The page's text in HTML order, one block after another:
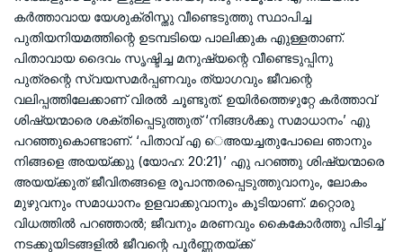
കര്‍ത്താവായ യേശുക്രിസ്തു വീണ്ടെടുത്തു സ്ഥാപിച്ച
പുതിയനിയമത്തിന്റെ ഉടമ്പടിയെ പാലിക്കുക എുള്ളതാണ്.
പിതാവായ ദൈവം സൃഷ്ടിച്ച മനുഷ്യന്റെ വീണ്ടെടുപ്പിനു
പുത്രന്റെ സ്വയസമര്‍പ്പണവും ത്യാഗവും ജീവന്റെ
വലിപ്പത്തിലേക്കാണ് വിരല്‍ ചൂണ്ടുത്. ഉയിര്‍ത്തെഴുറ്റേ കര്‍ത്താവ്
ശിഷ്യന്മാരെ ശക്തിപ്പെടുത്തുത് ‘നിങ്ങള്‍ക്കു സമാധാനം’ എു
പറഞ്ഞുകൊണ്ടാണ്. ‘പിതാവ് എ െഅയച്ചതുപോലെ ഞാനും
നിങ്ങളെ അയയ്ക്കുു (യോഹ: 20:21)’ എു പറഞ്ഞു ശിഷ്യന്മാരെ
അയയ്ക്കുത് ജീവിതങ്ങളെ രൂപാന്തരപ്പെടുത്തുവാനും, ലോകം
മുഴുവനും സമാധാനം ഉളവാക്കുവാനും കൂടിയാണ്. മറ്റൊരു
വിധത്തില്‍ പറഞ്ഞാല്‍; ജീവനും മരണവും കൈകോര്‍ത്തു പിടിച്ച്
നടക്കുയിടങ്ങളില്‍ ജീവന്റെ പൂര്‍ണ്ണതയ്ക്ക്